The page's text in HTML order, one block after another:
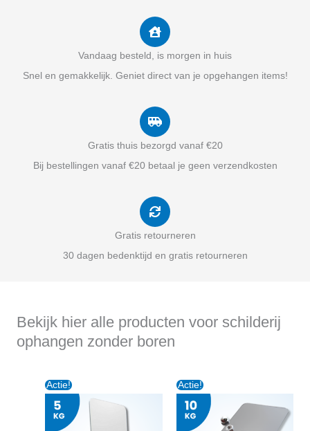
Vandaag besteld, is morgen in huis
Snel en gemakkelijk. Geniet direct van je opgehangen items!
Gratis thuis bezorgd vanaf €20
Bij bestellingen vanaf €20 betaal je geen verzendkosten
Gratis retourneren
30 dagen bedenktijd en gratis retourneren
Bekijk hier alle producten voor schilderij
ophangen zonder boren
Actie!Oorspronkelijke
prijs
was:
€5,95.€4,95.
Actie!Oorspronkelijke
prijs
was:
€6,75.
€5,45.